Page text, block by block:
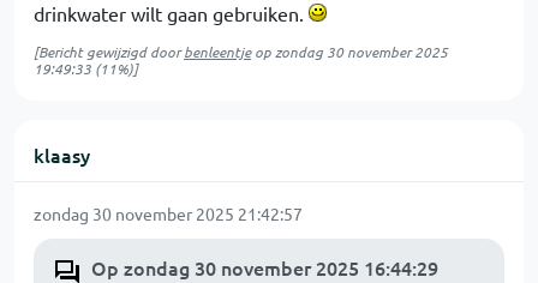
drinkwater wilt gaan gebruiken.
[Bericht gewijzigd doorbenleentjeop zondag 30 november 2025
19:49:33 (11%)]
klaasy
zondag 30 november 2025 21:42:57
Op zondag 30 november 2025 16:44:29